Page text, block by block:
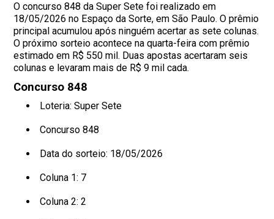
O concurso 848 da Super Sete foi realizado em
18/05/2026 no Espaço da Sorte, em São Paulo. O prêmio
principal acumulou após ninguém acertar as sete colunas.
O próximo sorteio acontece na quarta-feira com prêmio
estimado em R$ 550 mil. Duas apostas acertaram seis
colunas e levaram mais de R$ 9 mil cada.
Concurso 848
Loteria: Super Sete
Concurso 848
Data do sorteio: 18/05/2026
Coluna 1: 7
Coluna 2: 2